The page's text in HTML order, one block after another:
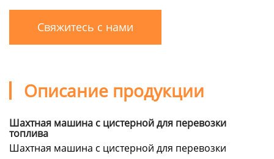
Свяжитесь с нами
Описание продукции
Шахтная машина с цистерной для перевозки
топлива
Шахтная машина с цистерной для перевозки